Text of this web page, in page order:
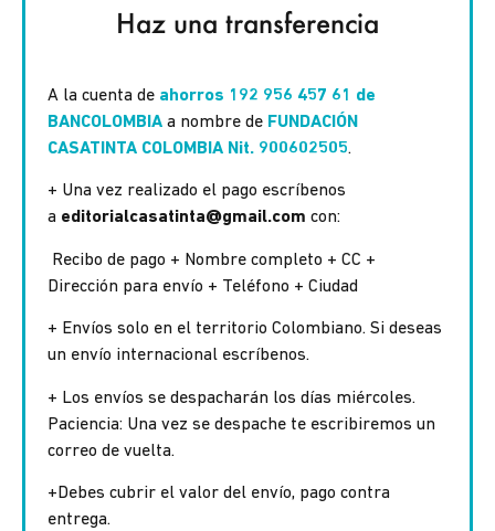
Haz una transferencia
A la cuenta de ahorros 192 956 457 61 de
BANCOLOMBIA a nombre de FUNDACIÓN
CASATINTA COLOMBIA Nit. 900602505.
+ Una vez realizado el pago escríbenos
a editorialcasatinta@gmail.com con:
Recibo de pago + Nombre completo + CC +
Dirección para envío + Teléfono + Ciudad
+ Envíos solo en el territorio Colombiano. Si deseas
un envío internacional escríbenos.
+ Los envíos se despacharán los días miércoles.
Paciencia: Una vez se despache te escribiremos un
correo de vuelta.
+Debes cubrir el valor del envío, pago contra
entrega.